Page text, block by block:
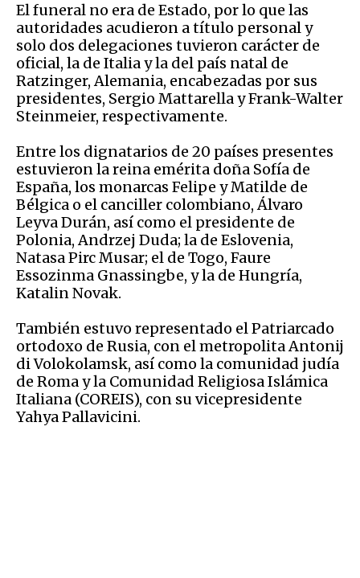
El funeral no era de Estado, por lo que las
autoridades acudieron a título personal y
solo dos delegaciones tuvieron carácter de
oficial, la de Italia y la del país natal de
Ratzinger, Alemania, encabezadas por sus
presidentes, Sergio Mattarella y Frank-Walter
Steinmeier, respectivamente.
Entre los dignatarios de 20 países presentes
estuvieron la reina emérita doña Sofía de
España, los monarcas Felipe y Matilde de
Bélgica o el canciller colombiano, Álvaro
Leyva Durán, así como el presidente de
Polonia, Andrzej Duda; la de Eslovenia,
Natasa Pirc Musar; el de Togo, Faure
Essozinma Gnassingbe, y la de Hungría,
Katalin Novak.
También estuvo representado el Patriarcado
ortodoxo de Rusia, con el metropolita Antonij
di Volokolamsk, así como la comunidad judía
de Roma y la Comunidad Religiosa Islámica
Italiana (COREIS), con su vicepresidente
Yahya Pallavicini.